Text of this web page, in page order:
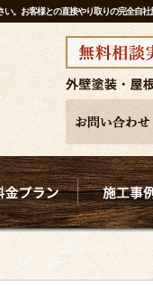
お客様との直接やり取りの完全自